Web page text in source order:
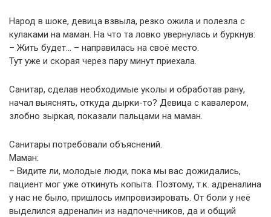
Народ в шоке, девица взвыла, резко ожила и полезла с
кулаками на маман. На что та ловко увернулась и буркнув:
– Жить будет… – направилась на своё место.
Тут уже и скорая через пару минут приехала.
Санитар, сделав необходимые уколы и обработав рану,
начал выяснять, откуда дырки-то? Девица с кавалером,
злобно зыркая, показали пальцами на маман.
Санитары потребовали объяснений.
Маман:
– Видите ли, молодые люди, пока мы вас дожидались,
пациент мог уже откинуть копыта. Поэтому, т.к. адреналина
у нас не было, пришлось импровизировать. От боли у неё
выделился адреналин из надпочечников, да и общий